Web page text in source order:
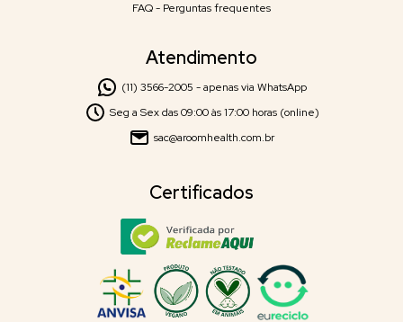
FAQ - Perguntas frequentes
Atendimento
(11) 3566-2005 - apenas via WhatsApp
Seg a Sex das 09:00 às 17:00 horas (online)
sac@aroomhealth.com.br
Certificados